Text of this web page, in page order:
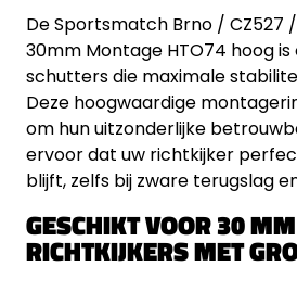
De Sportsmatch Brno / CZ527
30mm Montage HTO74 hoog
schutters die maximale
Deze hoogwaardige
om hun uitzonderlijke
ervoor dat uw richtkijker
blijft, zelfs bij zware terugslag
GESCHIKT VOOR 30 MM
RICHTKIJKERS MET